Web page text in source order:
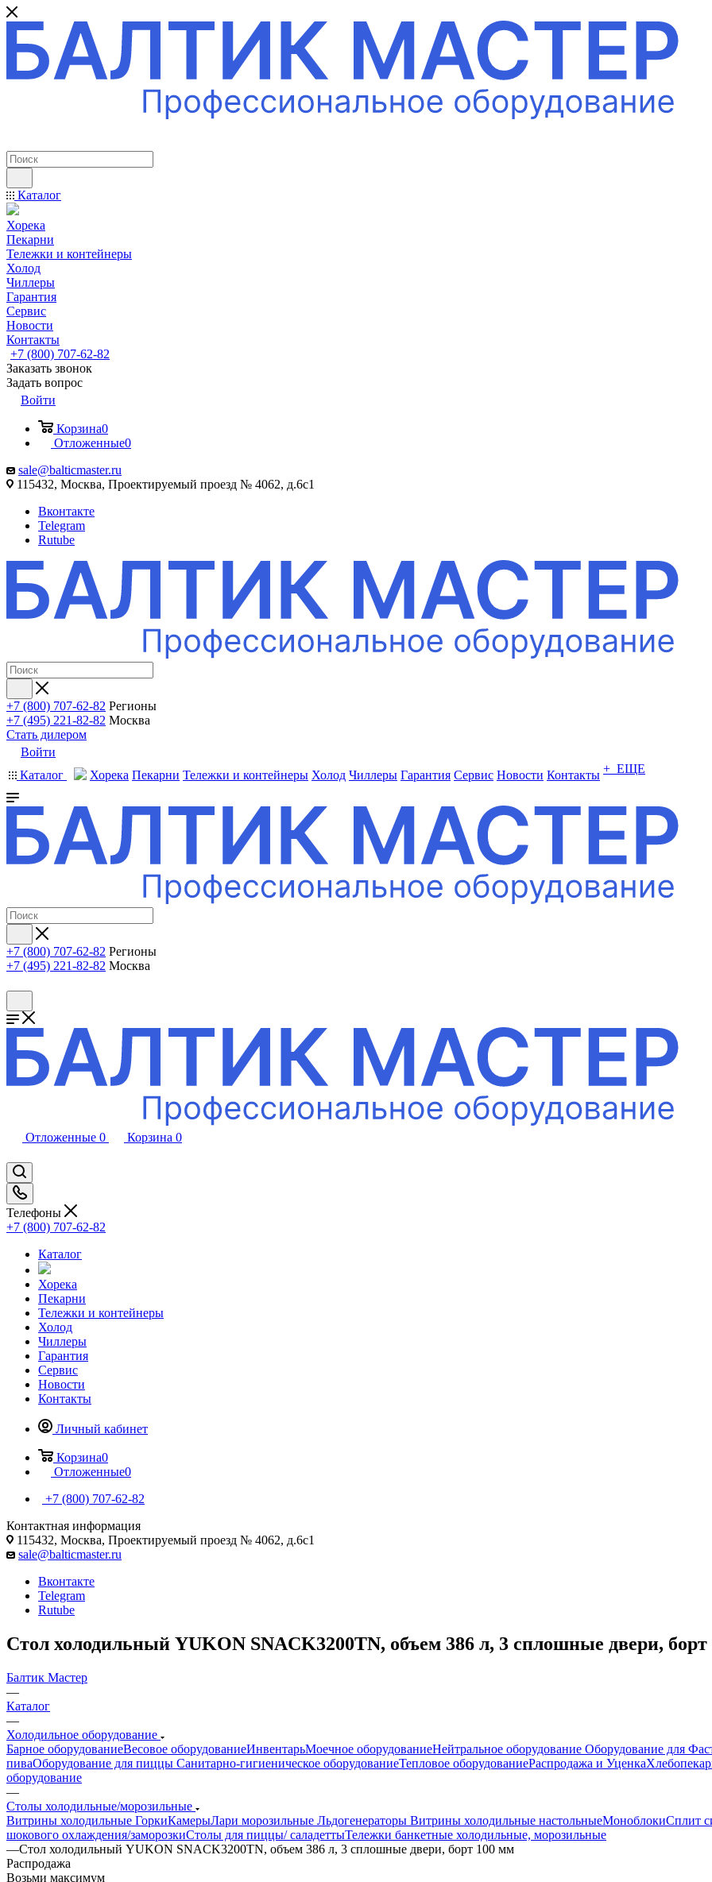
Каталог
Хорека
Пекарни
Тележки и контейнеры
Холод
Чиллеры
Гарантия
Сервис
Новости
Контакты
+7 (800) 707-62-82
Заказать звонок
Задать вопрос
Войти
Корзина0
Отложенные0
sale@balticmaster.ru
115432, Москва, Проектируемый проезд № 4062, д.6с1
Вконтакте
Telegram
Rutube
+7 (800) 707-62-82 Регионы
+7 (495) 221-82-82 Москва
Стать дилером
Войти
Каталог
Хорека Пекарни Тележки и контейнеры Холод Чиллеры Гарантия Сервис Новости Контакты + ЕЩЕ
+7 (800) 707-62-82 Регионы
+7 (495) 221-82-82 Москва
Отложенные 0 Корзина 0
Телефоны
+7 (800) 707-62-82
Каталог
Хорека
Пекарни
Тележки и контейнеры
Холод
Чиллеры
Гарантия
Сервис
Новости
Контакты
Личный кабинет
Корзина0
Отложенные0
+7 (800) 707-62-82
Контактная информация
115432, Москва, Проектируемый проезд № 4062, д.6с1
sale@balticmaster.ru
Вконтакте
Telegram
Rutube
Стол холодильный YUKON SNACK3200TN, объем 386 л, 3 сплошные двери,
Балтик Мастер
—
Каталог
—
Холодильное оборудование
Барное оборудованиеВесовое оборудованиеИнвентарьМоечное оборудованиеНейтральное оборудование Оборудование для
пиваОборудование для пиццы Санитарно-гигиеническое оборудованиеТепловое оборудованиеРаспродажа и Уценка
оборудование
—
Столы холодильные/морозильные
Витрины холодильные ГоркиКамерыЛари морозильные Льдогенераторы Витрины холодильные настольныеМоноблокиСплит
шокового охлаждения/заморозкиСтолы для пиццы/ саладеттыТележки банкетные холодильные, морозильные
—Стол холодильный YUKON SNACK3200TN, объем 386 л, 3 сплошные двери, борт 100 мм
Распродажа
Возьми максимум